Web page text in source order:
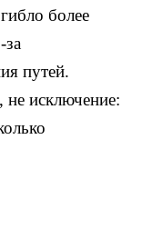
более
за
путей.
исключение: